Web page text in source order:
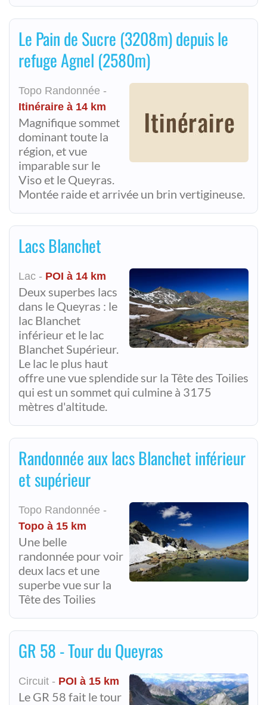
Le Pain de Sucre (3208m) depuis le
refuge Agnel (2580m)
Topo Randonnée -
Itinéraire à 14 km
Magnifique sommet
dominant toute la
région, et vue
imparable sur le
Viso et le Queyras.
Montée raide et arrivée un brin vertigineuse.
Lacs Blanchet
Lac - POI à 14 km
Deux superbes lacs
dans le Queyras : le
lac Blanchet
inférieur et le lac
Blanchet Supérieur.
Le lac le plus haut
offre une vue splendide sur la Tête des Toilies
qui est un sommet qui culmine à 3175
mètres d'altitude.
Randonnée aux lacs Blanchet inférieur
et supérieur
Topo Randonnée -
Topo à 15 km
Une belle
randonnée pour voir
deux lacs et une
superbe vue sur la
Tête des Toilies
GR 58 - Tour du Queyras
Circuit - POI à 15 km
Le GR 58 fait le tour